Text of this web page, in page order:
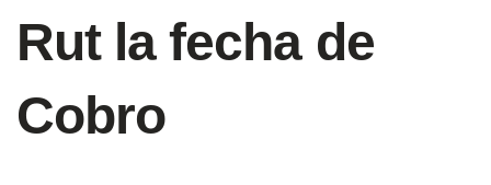
Rut la fecha de
Cobro